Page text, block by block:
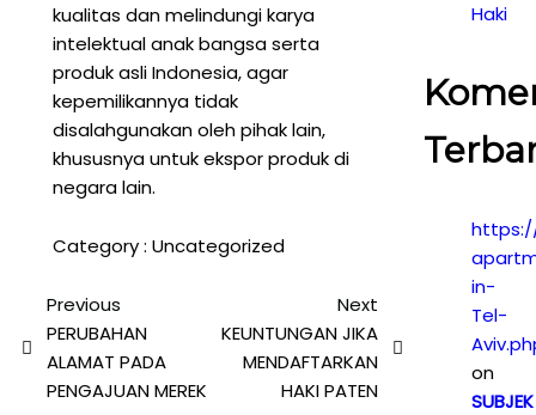
kualitas dan melindungi karya
intelektual anak bangsa serta
produk asli Indonesia, agar
kepemilikannya tidak
disalahgunakan oleh pihak lain,
khususnya untuk ekspor produk di
negara lain.
Category : Uncategorized
Previous
PERUBAHAN
ALAMAT PADA
PENGAJUAN MEREK
Next
KEUNTUNGAN JIKA
MENDAFTARKAN
HAKI PATEN
Haki
in-
Tel-
on
SUBJEK